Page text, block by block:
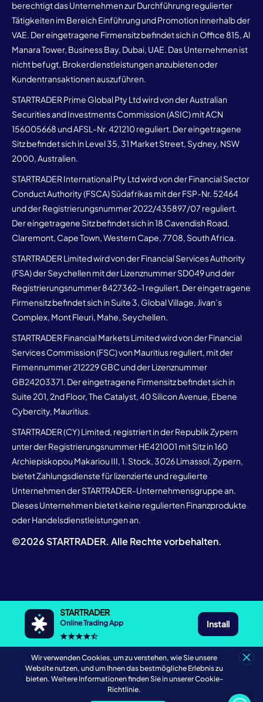
berechtigt das Unternehmen zur Durchführung regulierter
Tätigkeiten im Bereich Einführung und Promotion innerhalb der
VAE. Der eingetragene Firmensitz befindet sich in Office 815, Al
Manara Tower, Business Bay, Dubai, UAE. Das Unternehmen ist
nicht befugt, Brokerdienstleistungen anzubieten oder
Kundentransaktionen auszuführen.
STARTRADER Prime Global Pty Ltd wird von der Australian
Securities and Investments Commission (ASIC) mit ACN
156005668 und AFSL-Nr. 421210 reguliert. Der eingetragene
Sitz befindet sich in Level 35, 31 Market Street, Sydney, NSW
2000, Australien.
STARTRADER International Pty Ltd wird von der Financial Sector
Conduct Authority (FSCA) Südafrikas mit der FSP-Nr. 52464
und der Registrierungsnummer 2022/435897/07 reguliert.
Der eingetragene Sitz befindet sich in 18 Cavendish Road,
Claremont, Cape Town, Western Cape, 7708, South Africa.
STARTRADER Limited wird von der Financial Services Authority
(FSA) der Seychellen mit der Lizenznummer SD049 und der
Registrierungsnummer 8427362-1 reguliert. Der eingetragene
Firmensitz befindet sich in Suite 3, Global Village, Jivan’s
Complex, Mont Fleuri, Mahe, Seychellen.
STARTRADER Financial Markets Limited wird von der Financial
Services Commission (FSC) von Mauritius reguliert, mit der
Firmennummer 212229 GBC und der Lizenznummer
GB24203371. Der eingetragene Firmensitz befindet sich in
Suite 201, 2nd Floor, The Catalyst, 40 Silicon Avenue, Ebene
Cybercity, Mauritius.
STARTRADER (CY) Limited, registriert in der Republik Zypern
unter der Registrierungsnummer HE421001 mit Sitz in 160
Archiepiskopou Makariou III, 1. Stock, 3026 Limassol, Zypern,
bietet Zahlungsdienste für lizenzierte und regulierte
Unternehmen der STARTRADER-Unternehmensgruppe an.
Dieses Unternehmen bietet keine regulierten Finanzprodukte
oder Handelsdienstleistungen an.
©2026 STARTRADER. Alle Rechte vorbehalten.
Wir verwenden Cookies, um zu verstehen, wie Sie unsere
Website nutzen, und um Ihnen das bestmögliche Erlebnis zu
bieten. Weitere Informationen finden Sie in unserer Cookie-
Richtlinie.
STARTRADER
Online Trading App Install